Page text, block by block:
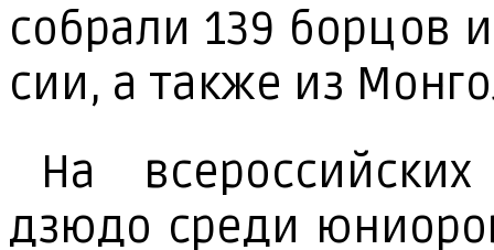
со­бра­ли 139 бор­цов
сии, а так­же из
На
дзю­до сре­ди